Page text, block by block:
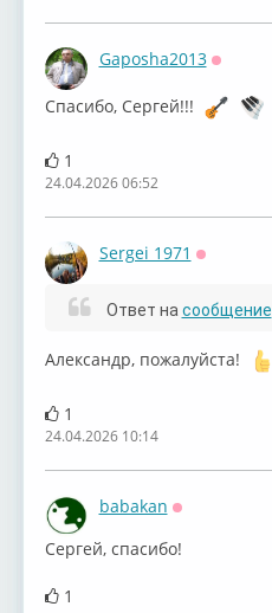
Gaposha2013
Спасибо, Сергей!!!
1
24.04.2026 06:52
Sergei 1971
Ответ на сообщение
Александр, пожалуйста!
1
24.04.2026 10:14
babakan
⁣Сергей, спасибо!
1